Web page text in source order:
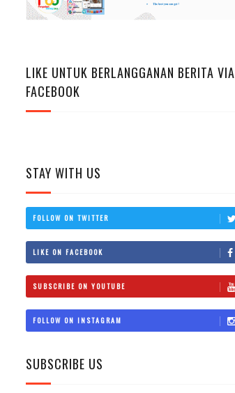
LIKE UNTUK BERLANGGANAN BERITA VIA
FACEBOOK
STAY WITH US
FOLLOW ON TWITTER
LIKE ON FACEBOOK
SUBSCRIBE ON YOUTUBE
FOLLOW ON INSTAGRAM
SUBSCRIBE US